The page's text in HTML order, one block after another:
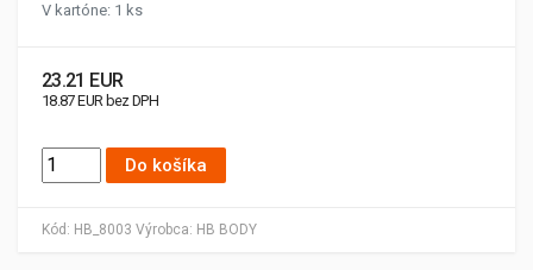
Kód: HB_8003 Výrobca: HB BODY
V kartóne: 1 ks
23.21 EUR
18.87 EUR bez DPH
Do košíka